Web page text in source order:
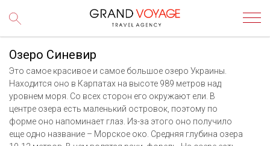
Озеро Синевир
Это самое красивое и самое большое озеро Украины.
Находится оно в Карпатах на высоте 989 метров над
уровнем моря. Со всех сторон его окружают ели. В
центре озера есть маленький островок, поэтому по
форме оно напоминает глаз. Из-за этого оно получило
еще одно название – Морское око. Средняя глубина озера